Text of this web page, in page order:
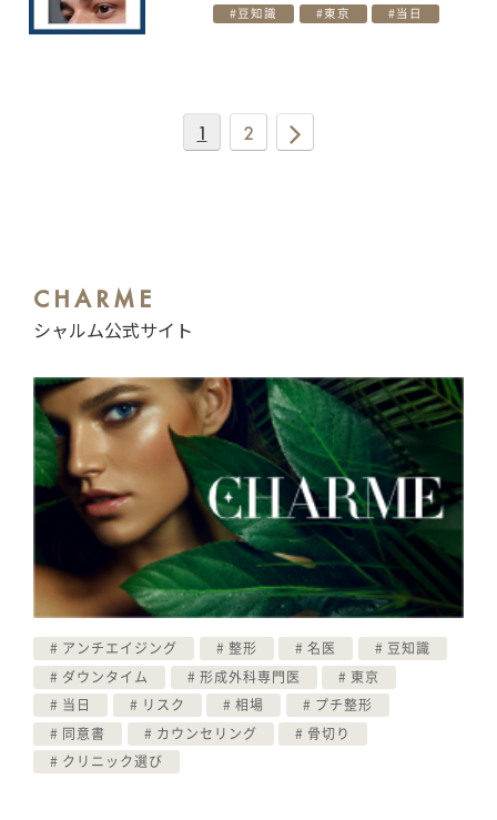
豆知識 東京 当日
1 2
CHARME
シャルム公式サイト
アンチエイジング 整形 名医 豆知識
ダウンタイム 形成外科専門医 東京
当日 リスク 相場 プチ整形
同意書 カウンセリング 骨切り
クリニック選び